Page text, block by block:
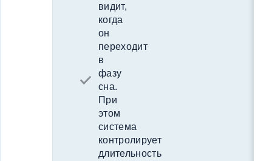
видит,
когда
он
переходит
в
фазу
сна.
При
этом
система
контролирует
длительность